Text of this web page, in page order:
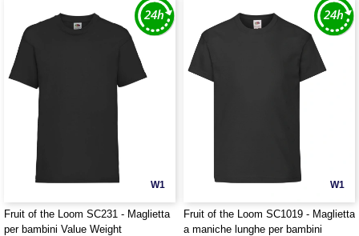
W1
Fruit of the Loom SC231 - Maglietta
per bambini Value Weight
W1
Fruit of the Loom SC1019 - Maglietta
a maniche lunghe per bambini